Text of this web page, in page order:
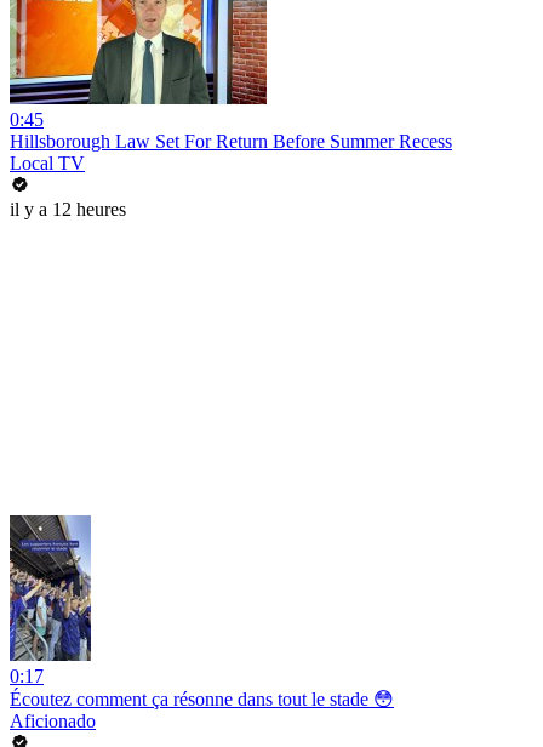
0:45
Hillsborough Law Set For Return Before Summer Recess
Local TV
il y a 12 heures
0:17
Écoutez comment ça résonne dans tout le stade 😳
Aficionado